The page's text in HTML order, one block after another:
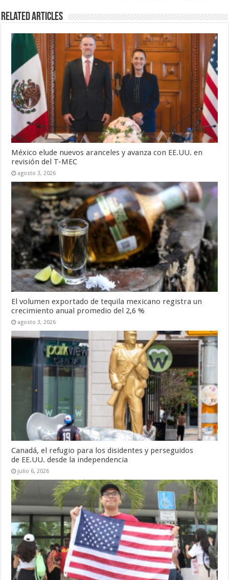
Related Articles
México elude nuevos aranceles y avanza con EE.UU. en
revisión del T-MEC
agosto 3, 2026
El volumen exportado de tequila mexicano registra un
crecimiento anual promedio del 2,6 %
agosto 3, 2026
Canadá, el refugio para los disidentes y perseguidos
de EE.UU. desde la independencia
julio 6, 2026